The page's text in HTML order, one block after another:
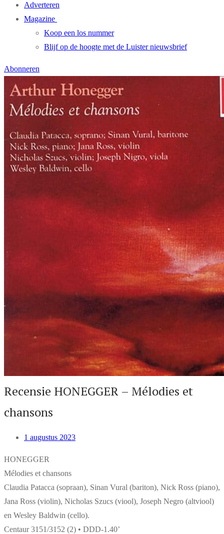
Adverteren
Magazine
Koop een los nummer
Blijf op de hoogte met de Luister nieuwsbrief
Abonneren
Recensie HONEGGER – Mélodies et
chansons
1 augustus 2023
HONEGGER
Mélodies et chansons
Claudia Patacca (sopraan), Sinan Vural (bariton), Nick Ross (piano),
Jana Ross (violin), Nicholas Szucs (viool), Joseph Negro (altviool)
en Wesley Baldwin (cello).
Centaur 3151/3152 (2) • DDD-1.40’